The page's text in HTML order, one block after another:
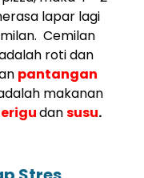
lapar lagi
Cemilan
roti dan
pantangan
makanan
dansusu.